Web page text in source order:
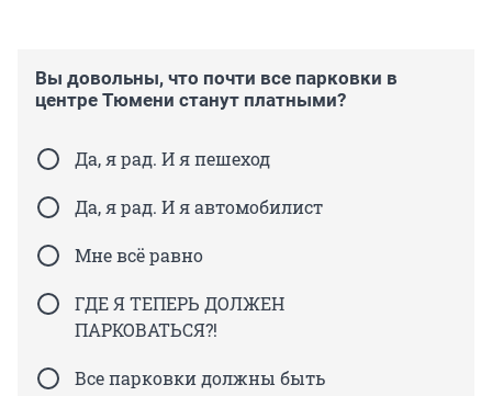
Вы довольны, что почти все парковки в
центре Тюмени станут платными?
Да, я рад. И я пешеход
Да, я рад. И я автомобилист
Мне всё равно
ГДЕ Я ТЕПЕРЬ ДОЛЖЕН
ПАРКОВАТЬСЯ?!
Все парковки должны быть